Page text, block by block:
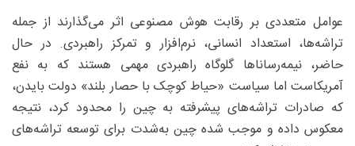
عوامل متعددی بر رقابت هوش مصنوعی اثر می‌گذارند از جمله
تراشه‌ها، استعداد انسانی، نرم‌افزار و تمرکز راهبردی. در حال
حاضر، نیمه‌رساناها گلوگاه راهبردی مهمی هستند که به نفع
آمریکاست اما سیاست «حیاط کوچک با حصار بلند» دولت بایدن،
که صادرات تراشه‌های پیشرفته به چین را محدود کرد، نتیجه
معکوس داده و موجب شده چین به‌شدت برای توسعه تراشه‌های